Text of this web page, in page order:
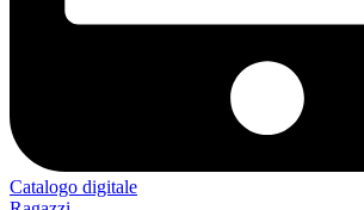
Catalogo digitale